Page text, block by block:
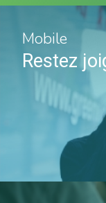
Mobile
Restez